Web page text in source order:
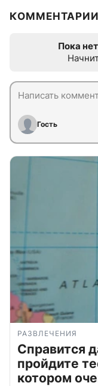
КОММЕНТАРИИ
Пока
Гость
РАЗВЛЕЧЕНИЯ
Справится
пройдите
котором